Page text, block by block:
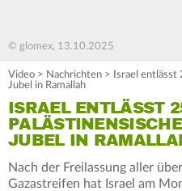
© glomex, 13.10.2025
Video > Nachrichten >
Israel
Jubel in Ramallah
ISRAEL ENTLÄSST
JUBEL IN
Nach der Freilassung aller
Gazastreifen hat Israel am